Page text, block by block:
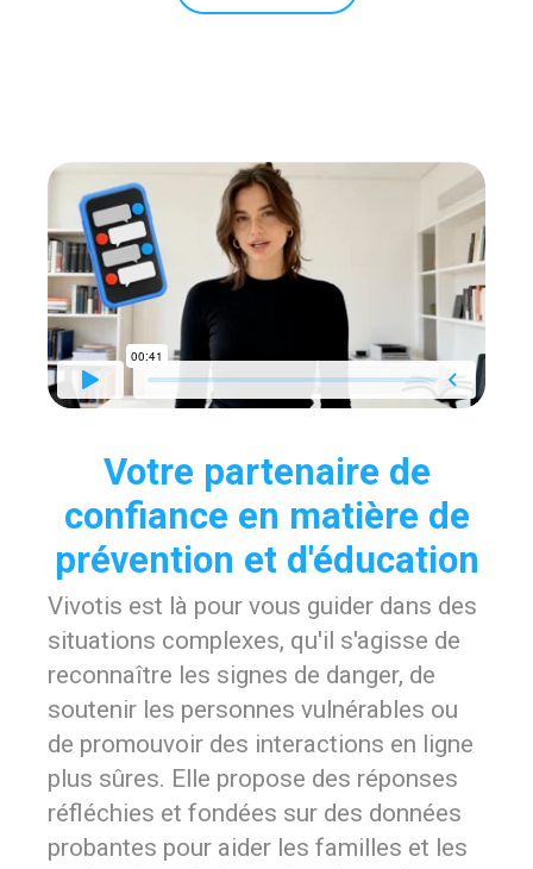
Votre partenaire de
confiance en matière de
prévention et d'éducation
Vivotis est là pour vous guider dans des
situations complexes, qu'il s'agisse de
reconnaître les signes de danger, de
soutenir les personnes vulnérables ou
de promouvoir des interactions en ligne
plus sûres. Elle propose des réponses
réfléchies et fondées sur des données
probantes pour aider les familles et les